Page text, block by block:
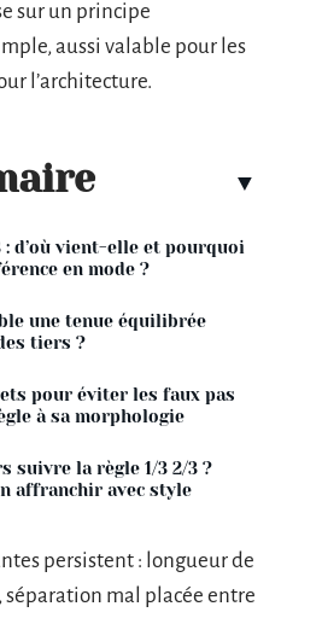
sur un principe
aussi valable pour les
l’architecture.
: d’où vient-elle et pourquoi
en mode ?
une tenue équilibrée
tiers ?
pour éviter les faux pas
à sa morphologie
suivre la règle 1/3 2/3 ?
affranchir avec style
persistent : longueur de
séparation mal placée entre